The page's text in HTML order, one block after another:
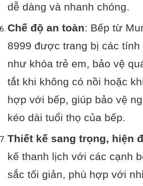
dễ dàng và nhanh chóng.
Chế độ an toàn: Bếp từ
8999 được trang bị các tính
như khóa trẻ em, bảo vệ
tắt khi không có nồi hoặc
hợp với bếp, giúp bảo vệ
kéo dài tuổi thọ của bếp.
Thiết kế sang trọng, hiện
kế thanh lịch với các cạnh
sắc tối giản, phù hợp với